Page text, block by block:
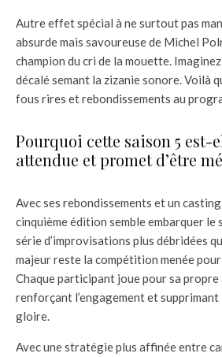
Autre effet spécial à ne surtout pas
absurde mais savoureuse de Michel
champion du cri de la mouette.
décalé semant la zizanie sonore. Voilà
fous rires et rebondissements au
Pourquoi cette saison 5 est-
attendue et promet d’être
Avec ses rebondissements et un
cinquième édition semble embarquer le
série d’improvisations plus débridées
majeur reste la compétition menée
Chaque participant joue pour sa
renforçant l’engagement et supprimant
gloire.
Avec une stratégie plus affinée entre